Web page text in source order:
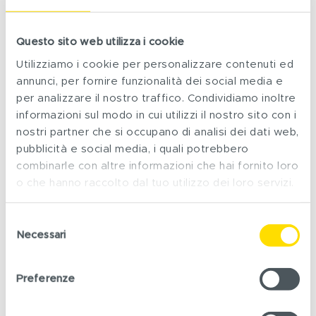
Questo sito web utilizza i cookie
Utilizziamo i cookie per personalizzare contenuti ed
annunci, per fornire funzionalità dei social media e
per analizzare il nostro traffico. Condividiamo inoltre
informazioni sul modo in cui utilizzi il nostro sito con i
nostri partner che si occupano di analisi dei dati web,
pubblicità e social media, i quali potrebbero
combinarle con altre informazioni che hai fornito loro
o che hanno raccolto dal tuo utilizzo dei loro servizi.
delNecessari
Preferenze
rispetto al placebo2.
Inoltre, l’assunzione di aminoacidi essenziali, uniti ad
alcuni aminoacidi non essenziali adeguatamente
selezionati in forma libera, viene assimilata
rapidamente dall’apparato digerente senza un
elevato dispendio energetico e rappresenta uno
sovrapposizione fenotipica con la sarcopenia
(come la ridotta forza di prensione manuale e la